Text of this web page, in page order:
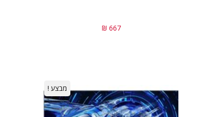
667 ₪
מבצע !